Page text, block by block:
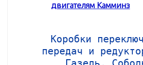
двигателям Камминз
Коробки
передач и